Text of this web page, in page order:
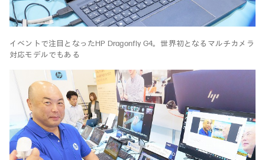
イベントで注目となったHP Dragonfly G4。世界初となるマルチカメラ
対応モデルでもある